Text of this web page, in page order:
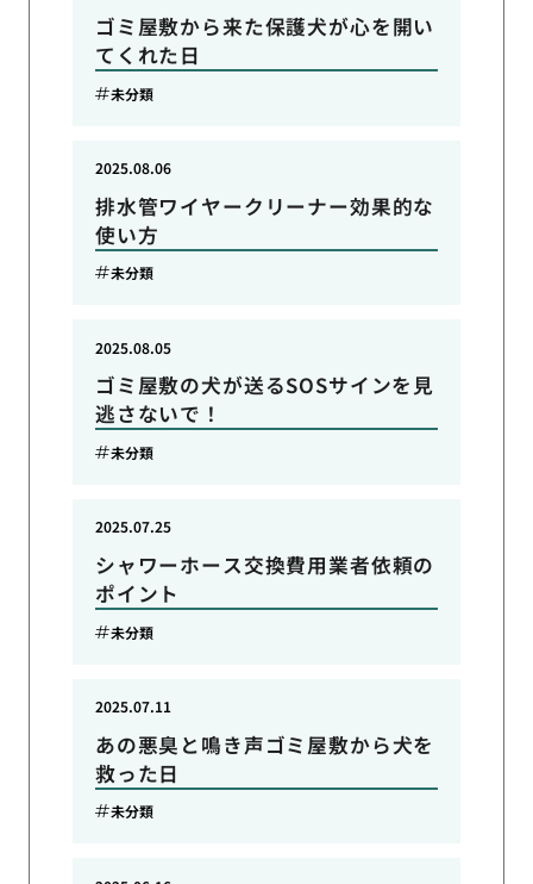
ゴミ屋敷から来た保護犬が心を開い
てくれた日
未分類
排水管ワイヤークリーナー効果的な
使い方
2025.08.06
未分類
ゴミ屋敷の犬が送るSOSサインを見
逃さないで！
2025.08.05
未分類
シャワーホース交換費用業者依頼の
ポイント
2025.07.25
未分類
あの悪臭と鳴き声ゴミ屋敷から犬を
救った日
2025.07.11
未分類